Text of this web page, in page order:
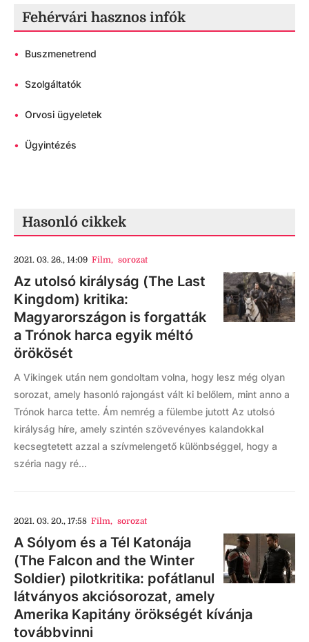
Fehérvári hasznos infók
• Buszmenetrend
• Szolgáltatók
• Orvosi ügyeletek
• Ügyintézés
Hasonló cikkek
2021. 03. 26., 14:09 Film, sorozat
Az utolsó királyság (The Last
Kingdom) kritika:
Magyarországon is forgatták
a Trónok harca egyik méltó
örökösét
A Vikingek után nem gondoltam volna, hogy lesz még olyan
sorozat, amely hasonló rajongást vált ki belőlem, mint anno a
Trónok harca tette. Ám nemrég a fülembe jutott Az utolsó
királyság híre, amely szintén szövevényes kalandokkal
kecsegtetett azzal a szívmelengető különbséggel, hogy a
széria nagy ré...
2021. 03. 20., 17:58 Film, sorozat
A Sólyom és a Tél Katonája
(The Falcon and the Winter
Soldier) pilotkritika: pofátlanul
látványos akciósorozat, amely
Amerika Kapitány örökségét kívánja
továbbvinni